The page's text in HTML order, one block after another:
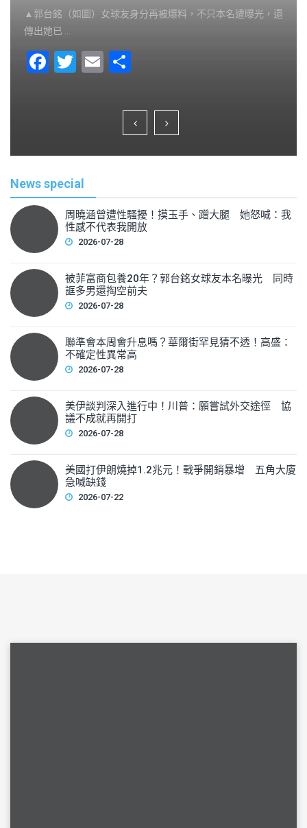
▲郭台銘（如圖）女球友身分再被爆料，不只本名遭曝光，還
傳出她已 …
F
b
o
k
T
E
ar
e
News special
周曉涵曾遭性騷擾！摸玉手、蹭大腿 她怒喊：我
性感不代表我開放
2026-07-28
被菲富商包養20年？郭台銘女球友本名曝光 同時
誆多男還掏空前夫
2026-07-28
聯準會本周會升息嗎？華爾街罕見猜不透！高盛：
不確定性異常高
2026-07-28
美伊談判深入進行中！川普：願嘗試外交途徑 協
議不成就再開打
2026-07-28
美國打伊朗燒掉1.2兆元！戰爭開銷暴增 五角大廈
急喊缺錢
2026-07-22